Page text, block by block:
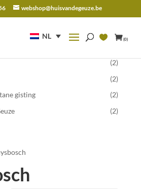
webshop@huisvandegeuze.be
NL (0)
(2)
(2)
gisting
(2)
(2)